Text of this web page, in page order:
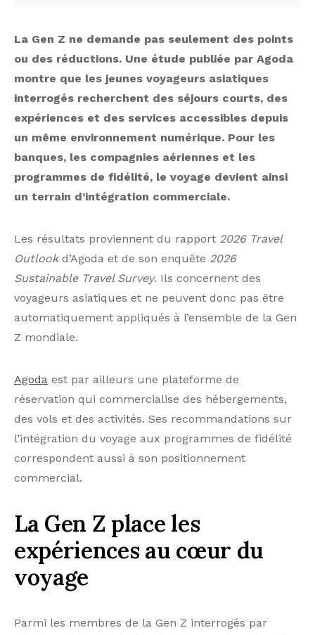
La Gen Z ne demande pas seulement des points
ou des réductions. Une étude publiée par Agoda
montre que les jeunes voyageurs asiatiques
interrogés recherchent des séjours courts, des
expériences et des services accessibles depuis
un même environnement numérique. Pour les
banques, les compagnies aériennes et les
programmes de fidélité, le voyage devient ainsi
un terrain d’intégration commerciale.
Les résultats proviennent du rapport 2026 Travel
Outlookd’Agoda et de son enquête 2026
Sustainable Travel Survey. Ils concernent des
voyageurs asiatiques et ne peuvent donc pas être
automatiquement appliqués à l’ensemble de la Gen
Z mondiale.
Agoda est par ailleurs une plateforme de
réservation qui commercialise des hébergements,
des vols et des activités. Ses recommandations sur
l’intégration du voyage aux programmes de fidélité
correspondent aussi à son positionnement
commercial.
La Gen Z place les
expériences au cœur du
voyage
Parmi les membres de la Gen Z interrogés par